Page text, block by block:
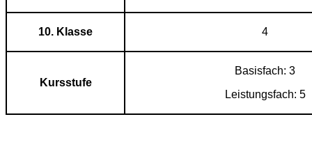
10. Klasse 4
Kursstufe
Basisfach: 3
Leistungsfach: 5